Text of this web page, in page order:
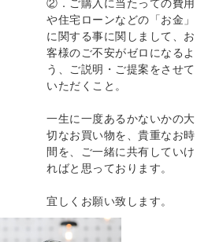
②．ご購入に当たっての費用
や住宅ローンなどの「お金」
に関する事に関しまして、お
客様のご不安がゼロになるよ
う、ご説明・ご提案をさせて
いただくこと。
一生に一度あるかないかの大
切なお買い物を、貴重なお時
間を、ご一緒に共有していけ
ればと思っております。
宜しくお願い致します。